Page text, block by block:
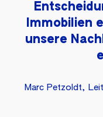
Immobilien
unsere
Marc Petzoldt,